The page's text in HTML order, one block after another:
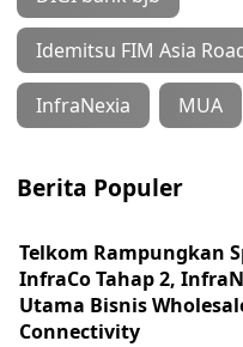
Idemitsu FIM Asia
InfraNexia MUA
Berita Populer
Telkom Rampungkan
InfraCo Tahap 2,
Utama Bisnis
Connectivity